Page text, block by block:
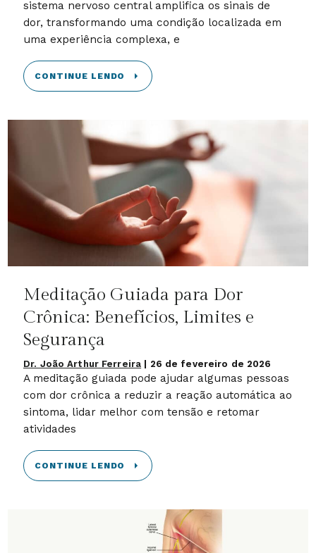
sistema nervoso central amplifica os sinais de
dor, transformando uma condição localizada em
uma experiência complexa, e
CONTINUE LENDO
Meditação Guiada para Dor
Crônica: Benefícios, Limites e
Segurança
Dr. João Arthur Ferreira 26 de fevereiro de 2026
A meditação guiada pode ajudar algumas pessoas
com dor crônica a reduzir a reação automática ao
sintoma, lidar melhor com tensão e retomar
atividades
CONTINUE LENDO